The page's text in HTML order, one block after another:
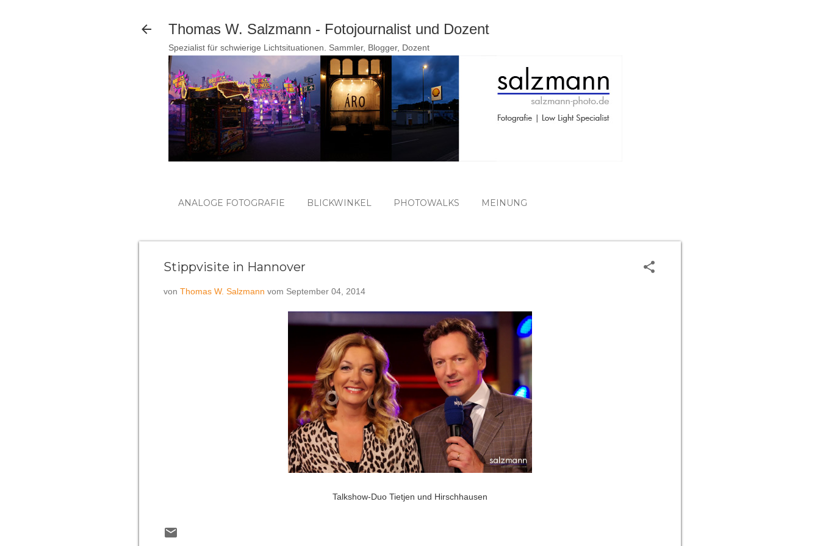
Thomas W. Salzmann - Fotojournalist und Dozent
Spezialist für schwierige Lichtsituationen. Sammler, Blogger, Dozent
ANALOGE FOTOGRAFIE BLICKWINKEL PHOTOWALKS MEINUNG
Stippvisite in Hannover
von Thomas W. Salzmann vom September 04, 2014
Talkshow-Duo Tietjen und Hirschhausen